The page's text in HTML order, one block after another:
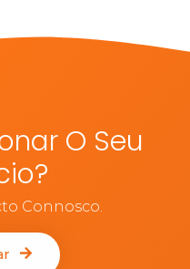
O Seu
Connosco.